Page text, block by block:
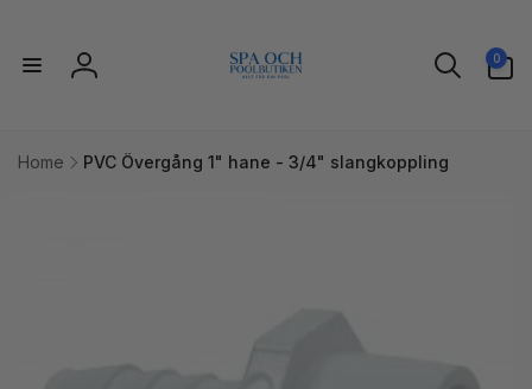
innehåll
Logga
0
artiklar
Home
PVC Övergång 1" hane - 3/4" slangkoppling